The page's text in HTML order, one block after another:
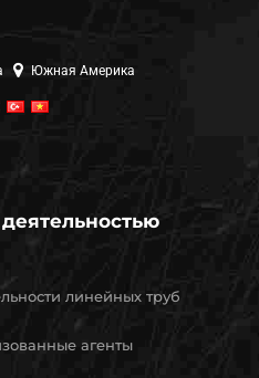
Южная Америка
линейных труб
агенты